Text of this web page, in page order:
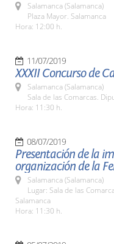
Salamanca (Salamanca)
Plaza Mayor. Salamanca
Hora: 12:00 h.
11/07/2019
XXXII Concurso de
Salamanca (Salamanca)
Sala de las Comarcas.
Hora: 11:30 h.
08/07/2019
Presentación de la
organización de la
Salamanca (Salamanca)
Lugar: Sala de las
Salamanca
Hora: 11:30 h.